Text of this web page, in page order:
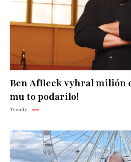
Ben Affleck vyhral milión
mu to podarilo!
Trendy